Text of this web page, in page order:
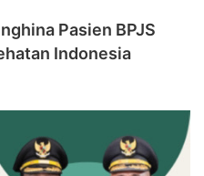
Pasien BPJS
Indonesia